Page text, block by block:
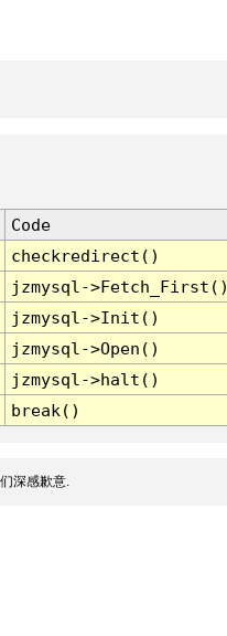
Code
checkredirect()
jzmysql-
jzmysql->Init()
jzmysql->Open()
jzmysql->halt()
break()
深感歉意.